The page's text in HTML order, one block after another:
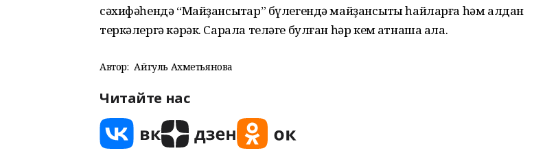
сәхифәһендә “Майҙансыҡтар” бүлегендә майҙансыҡты һайларға һәм алдан
теркәлергә кәрәк. Сарала теләге булған һәр кем ҡатнаша ала.
Автор: Айгуль Ахметьянова
Читайте нас